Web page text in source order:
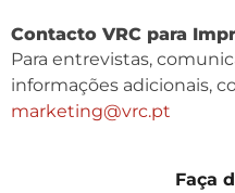
Contacto VRC para
Para entrevistas,
informações adicionais,
marketing@vrc.pt
Faça